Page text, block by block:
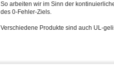
So arbeiten wir im Sinn der
des 0-Fehler-Ziels.
Verschiedene Produkte sind auch UL-